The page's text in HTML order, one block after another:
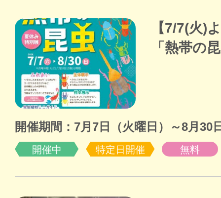
【7/7(火)
「熱帯の
開催期間：7月7日（火曜日）～8月30
開催中 特定日開催 無料